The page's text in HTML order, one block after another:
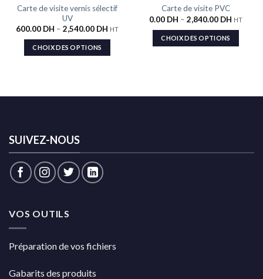
Carte de visite vernis sélectif
UV
600.00 DH – 2,540.00 DH HT
CHOIX DES OPTIONS
Carte de visite PVC
0.00 DH – 2,840.00 DH HT
CHOIX DES OPTIONS
SUIVEZ-NOUS
VOS OUTILS
Préparation de vos fichiers
Gabarits des produits